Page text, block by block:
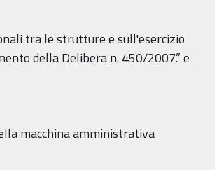
tra le strutture e sull'esercizio
della Delibera n. 450/2007.” e
macchina amministrativa